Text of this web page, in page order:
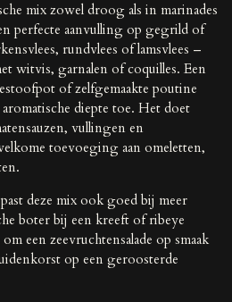
mix zowel droog als in marinades
perfecte aanvulling op gegrild of
rundvlees of lamsvlees –
witvis, garnalen of coquilles. Een
of zelfgemaakte poutine
diepte toe. Het doet
vullingen en
toevoeging aan omeletten,
deze mix ook goed bij meer
boter bij een kreeft of ribeye
een ​​zeevruchtensalade op smaak
op een geroosterde